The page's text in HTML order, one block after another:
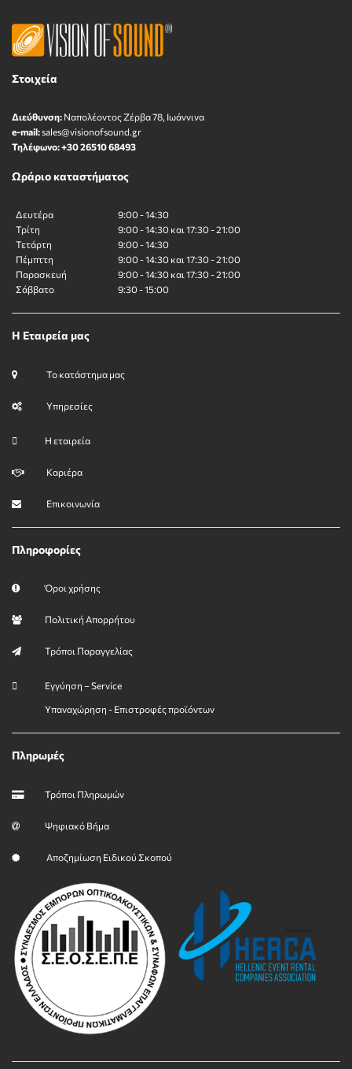
Στοιχεία
Διεύθυνση: Ναπολέοντος Zέρβα 78, Ιωάννινα
e-mail:sales@visionofsound.gr
Τηλέφωνο:+30 26510 68493
Ωράριο καταστήματος
Δευτέρα
9:00 - 14:30
Τρίτη
9:00 - 14:30 και 17:30 - 21:00
Τετάρτη
9:00 - 14:30
Πέμπττη
9:00 - 14:30 και 17:30 - 21:00
Παρασκευή
9:00 - 14:30 και 17:30 - 21:00
Σάββατο
9:30 - 15:00
Η Εταιρεία μας
Το κατάστημα μας
Υπηρεσίες
Η εταιρεία
Καριέρα
Επικοινωνία
Πληροφορίες
Όροι χρήσης
Πολιτική Απορρήτου
Τρόποι Παραγγελίας
Εγγύηση – Service
Υπαναχώρηση - Επιστροφές προϊόντων
Πληρωμές
Τρόποι Πληρωμών
Ψηφιακό Βήμα
Αποζημίωση Ειδικού Σκοπού